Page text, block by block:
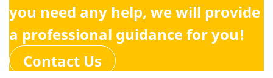
you need any help, we will provide
a professional guidance for you!
Contact Us